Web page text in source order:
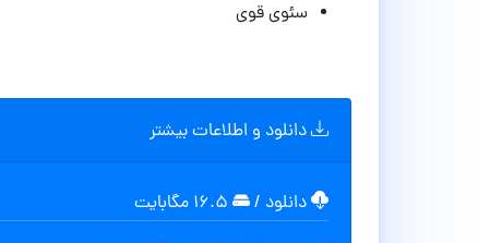
سئوی قوی
دانلود و اطلاعات بیشتر
دانلود /